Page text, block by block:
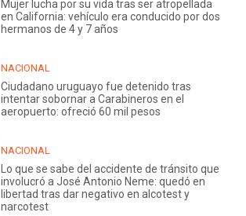
Mujer lucha por su vida tras ser atropellada
en California: vehículo era conducido por dos
hermanos de 4 y 7 años
NACIONAL
Ciudadano uruguayo fue detenido tras
intentar sobornar a Carabineros en el
aeropuerto: ofreció 60 mil pesos
NACIONAL
Lo que se sabe del accidente de tránsito que
involucró a José Antonio Neme: quedó en
libertad tras dar negativo en alcotest y
narcotest